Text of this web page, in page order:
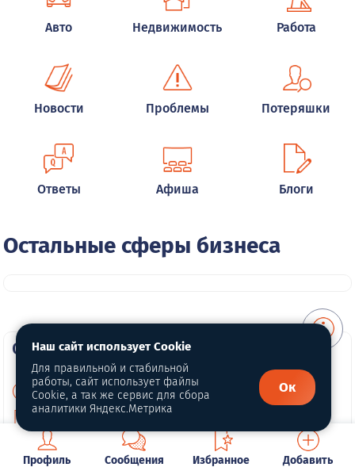
Авто Недвижимость Работа
Новости Проблемы Потеряшки
Ответы Афиша Блоги
Остальные сферы бизнеса
О портале
О нас
Политика конфиденциальности
Публичная оферта
Профиль Сообщения Избранное Добавить
Наш сайт использует Cookie
Для правильной и стабильной
работы, сайт использует файлы
Cookie, а так же сервис для сбора
аналитики Яндекс.Метрика
Ок